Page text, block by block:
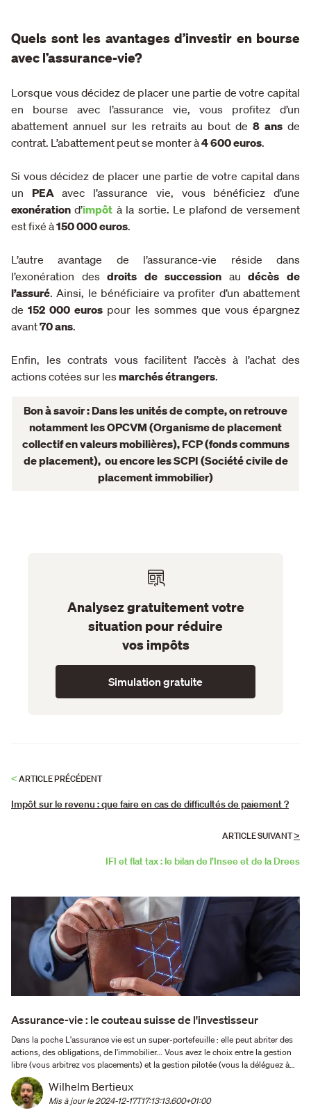
Quels sont les avantages d’investir en bourse
avec l’assurance-vie?
Lorsque vous décidez de placer une partie de votre capital
en bourse avec l’assurance vie, vous profitez d’un
abattement annuel sur les retraits au bout de 8 ans de
contrat. L’abattement peut se monter à4 600 euros.
Si vous décidez de placer une partie de votre capital dans
un PEA avec l’assurance vie, vous bénéficiez d’une
exonération d’impôt à la sortie. Le plafond de versement
est fixé à150 000 euros.
L’autre avantage de l’assurance-vie réside dans
l’exonération desdroits de succession audécès de
l’assuré. Ainsi, le bénéficiaire va profiter d’un abattement
de152 000 euros pour les sommes que vous épargnez
avant70 ans.
Enfin, les contrats vous facilitent l’accès à l’achat des
actions cotées sur lesmarchés étrangers.
Bon à savoir : Dans les unités de compte, on retrouve
notamment les OPCVM (Organisme de placement
collectif en valeurs mobilières), FCP (fonds communs
de placement), ou encore les SCPI (Société civile de
placement immobilier)
Analysez gratuitement votre
situation pour réduire
vos impôts
Simulation gratuite
<ARTICLE PRÉCÉDENT
Impôt sur le revenu : que faire en cas de difficultés de paiement ?
ARTICLE SUIVANT>
IFI et flat tax : le bilan de l’Insee et de la Drees
Assurance-vie : le couteau suisse de l'investisseur
Dans la poche L'assurance vie est un super-portefeuille : elle peut abriter des
actions, des obligations, de l'immobilier... Vous avez le choix entre la gestion
libre (vous arbitrez vos placements) et la gestion pilotée (vous la déléguez à
un mandataire). Après 8 ans, vos plus-values sont exonérées d'impôt sur le
revenu dans la limite de 4 …
Wilhelm Bertieux
Mis à jour le 2024-12-17T17:13:13.600+01:00